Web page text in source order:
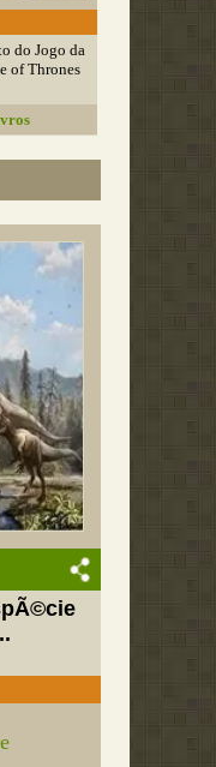
do Jogo da
of Thrones